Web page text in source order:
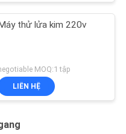
thử lửa kim 220v
MOQ:1 tập
LIÊN HỆ